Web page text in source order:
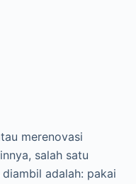
merenovasi
salah satu
adalah: pakai